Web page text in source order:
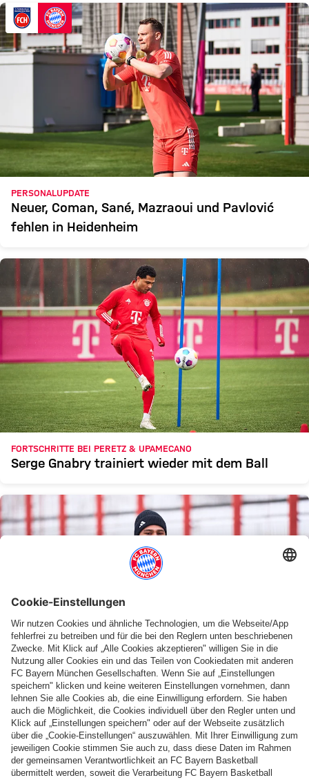
PERSONALUPDATE
Neuer, Coman, Sané, Mazraoui und Pavlović
fehlen in Heidenheim
FORTSCHRITTE BEI PERETZ & UPAMECANO
Serge Gnabry trainiert wieder mit dem Ball
ZUSAMMEN MIT BUCHMANN
Serge Gnabry zurück im Lauftraining
Weitere Inhalte anzeigen
PARTNER